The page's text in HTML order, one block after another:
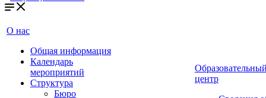
О нас
Общая информация
Календарь
мероприятий
Структура
Бюро
центр